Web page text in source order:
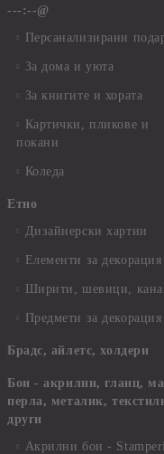
---:--@
Персанализирани
За дома и уюта
За книгите и хората
Картички, пликове и
покани
Коледа
Етно
Дизайнерски хартии
Елементи за декорация
Ширити, шевици,
Предмети за декорация
Брадс, айлетс, холдери
Бои - акрилни, гланц,
перла, металик,
други
Акрилни бои -